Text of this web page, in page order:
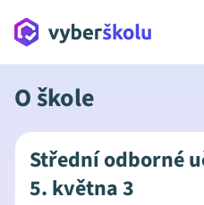
O škole
Střední odborné
5. května 3